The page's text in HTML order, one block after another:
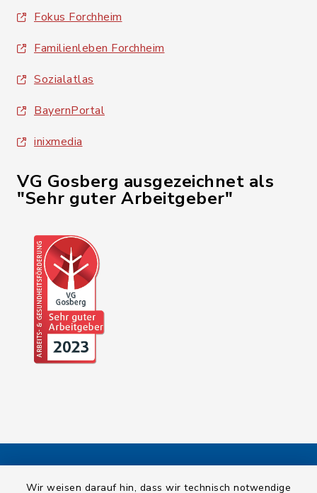
Wir weisen darauf hin, dass wir technisch notwendige
Fokus Forchheim
Familienleben Forchheim
Sozialatlas
BayernPortal
inixmedia
VG Gosberg ausgezeichnet als
"Sehr guter Arbeitgeber"
Kontakt